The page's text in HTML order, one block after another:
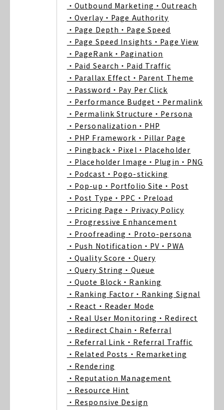
・Outbound Marketing ・Outreach
・Overlay ・Page Authority
・Page Depth ・Page Speed
・Page Speed Insights ・Page View
・PageRank ・Pagination
・Paid Search ・Paid Traffic
・Parallax Effect ・Parent Theme
・Password ・Pay Per Click
・Performance Budget ・Permalink
・Permalink Structure ・Persona
・Personalization ・PHP
・PHP Framework ・Pillar Page
・Pingback ・Pixel ・Placeholder
・Placeholder Image ・Plugin ・PNG
・Podcast ・Pogo-sticking
・Pop-up ・Portfolio Site ・Post
・Post Type ・PPC ・Preload
・Pricing Page ・Privacy Policy
・Progressive Enhancement
・Proofreading ・Proto-persona
・Push Notification ・PV ・PWA
・Quality Score ・Query
・Query String ・Queue
・Quote Block ・Ranking
・Ranking Factor ・Ranking Signal
・React ・Reader Mode
・Real User Monitoring ・Redirect
・Redirect Chain ・Referral
・Referral Link ・Referral Traffic
・Related Posts ・Remarketing
・Rendering
・Reputation Management
・Resource Hint
・Responsive Design